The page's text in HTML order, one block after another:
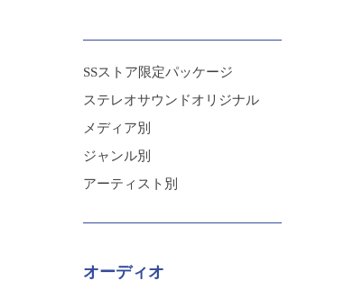
SSストア限定パッケージ
ステレオサウンドオリジナル
メディア別
ジャンル別
アーティスト別
オーディオ